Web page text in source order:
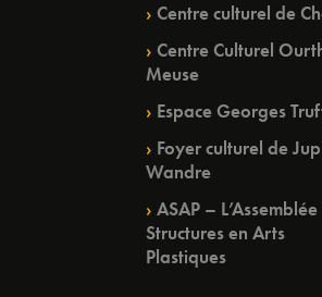
Centre culturel de
Centre Culturel
Meuse
Espace Georges
Foyer culturel de
Wandre
ASAP –
Structures en Arts
Plastiques